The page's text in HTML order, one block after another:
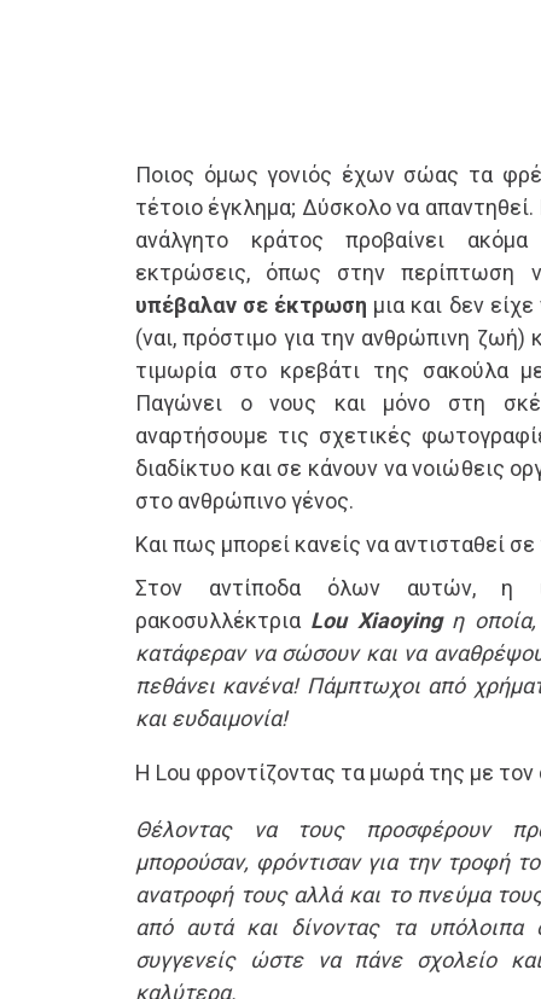
Ποιος όμως γονιός έχων σώας τα
τέτοιο έγκλημα; Δύσκολο να απαντηθεί.
ανάλγητο κράτος προβαίνει
εκτρώσεις, όπως στην περίπτωση
υπέβαλαν σε έκτρωση μια και δεν
(ναι, πρόστιμο για την ανθρώπινη ζωή)
τιμωρία στο κρεβάτι της σακούλα
Παγώνει ο νους και μόνο στη
αναρτήσουμε τις σχετικές
διαδίκτυο και σε κάνουν να νοιώθεις
στο ανθρώπινο γένος.
Και πως μπορεί κανείς να αντισταθεί
Στον αντίποδα όλων αυτών, η
ρακοσυλλέκτρια Lou Xiaoyingη οποία,
κατάφεραν να σώσουν και να
πεθάνει κανένα! Πάμπτωχοι από
και ευδαιμονία!
Η Lou φροντίζοντας τα μωρά της με τον
Θέλοντας να τους προσφέρουν
μπορούσαν, φρόντισαν για την τροφή
ανατροφή τους αλλά και το πνεύμα
από αυτά και δίνοντας τα υπόλοιπα
συγγενείς ώστε να πάνε σχολείο
καλύτερα.